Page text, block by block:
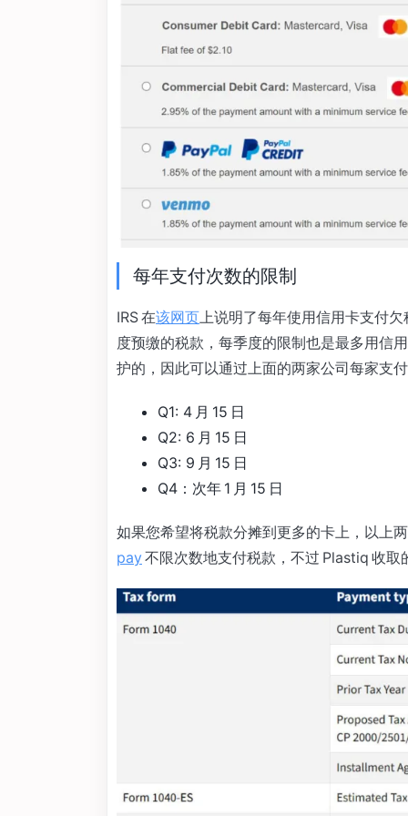
每年支付次数的限制
IRS 在该网页上说明了每年使用信用卡支付
度预缴的税款，每季度的限制也是最多用信
护的，因此可以通过上面的两家公司每家支
Q1: 4 月 15 日
Q2: 6 月 15 日
Q3: 9 月 15 日
Q4：次年 1 月 15 日
如果您希望将税款分摊到更多的卡上，以上
pay不限次数地支付税款，不过 Plastiq 收